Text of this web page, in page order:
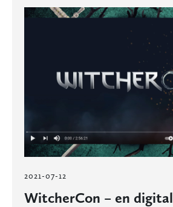
2021-07-12
WitcherCon – en digital